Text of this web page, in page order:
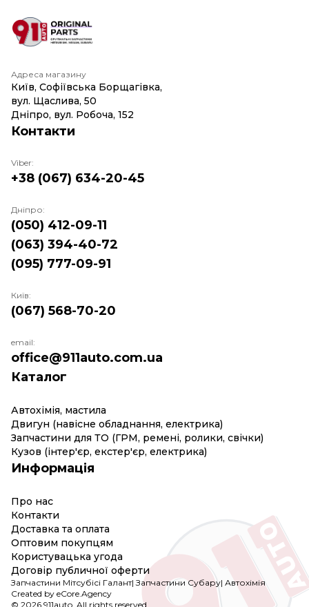
Адреса магазину
Київ, Софіївська Борщагівка,
вул. Щаслива, 50
Дніпро, вул. Робоча, 152
Каталог
Автохімія, мастила
Двигун (навісне обладнання, електрика)
Запчастини для ТО (ГРМ, ремені, ролики, свічки)
Кузов (інтер'єр, екстер'єр, електрика)
Информація
Про нас
Контакти
Доставка та оплата
Оптовим покупцям
Користувацька угода
Договір публичної оферти
Контакти
Viber:
+38 (067) 634-20-45
Дніпро:
(050) 412-09-11
(063) 394-40-72
(095) 777-09-91
Київ:
(067) 568-70-20
email:
office@911auto.com.ua
Created by eCore.Agency
Запчастини Мітсубісі Галант|Запчастини Субару| Автохімія
© 2026 911auto. All rights reserved